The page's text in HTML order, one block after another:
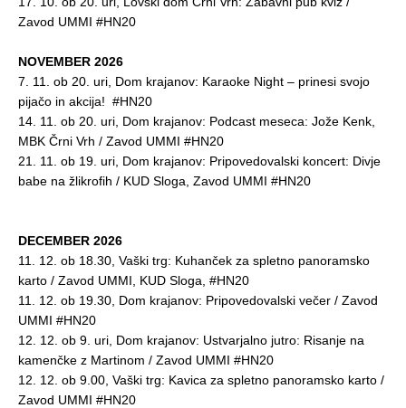
Zavod UMMI #HN20
NOVEMBER 2026
7. 11. ob 20. uri, Dom krajanov: Karaoke Night – prinesi svojo
pijačo in akcija! #HN20
14. 11. ob 20. uri, Dom krajanov: Podcast meseca: Jože Kenk,
MBK Črni Vrh / Zavod UMMI #HN20
21. 11. ob 19. uri, Dom krajanov: Pripovedovalski koncert: Divje
babe na žlikrofih / KUD Sloga, Zavod UMMI #HN20
DECEMBER 2026
11. 12. ob 18.30, Vaški trg: Kuhanček za spletno panoramsko
karto / Zavod UMMI, KUD Sloga, #HN20
11. 12. ob 19.30, Dom krajanov: Pripovedovalski večer / Zavod
UMMI #HN20
12. 12. ob 9. uri, Dom krajanov: Ustvarjalno jutro: Risanje na
kamenčke z Martinom / Zavod UMMI #HN20
12. 12. ob 9.00, Vaški trg: Kavica za spletno panoramsko karto /
Zavod UMMI #HN20